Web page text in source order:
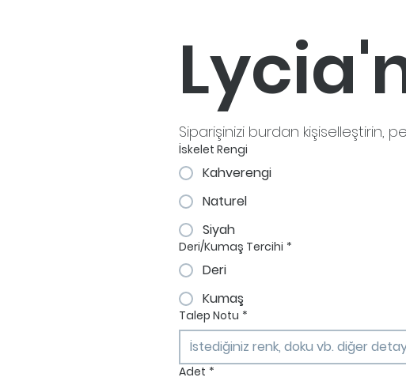
Siparişinizi burdan kişiselleştirin,
İskelet Rengi
Kahverengi
Naturel
Siyah
Deri/Kumaş Tercihi *
Deri
Kumaş
Talep Notu *
Adet *